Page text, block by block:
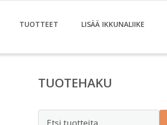
TUOTTEET LISÄÄ IKKUNALIIKE
TUOTEHAKU